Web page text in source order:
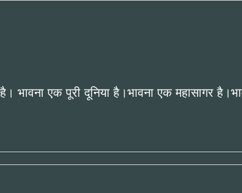
एक पूरी दूनिया है।भावना एक महासागर